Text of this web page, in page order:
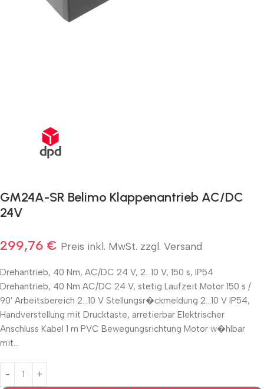
GM24A-SR Belimo Klappenantrieb AC/DC
24V
299,76 € Preis inkl. MwSt. zzgl. Versand
Drehantrieb, 40 Nm, AC/DC 24 V, 2…10 V, 150 s, IP54
Drehantrieb, 40 Nm AC/DC 24 V, stetig Laufzeit Motor 150 s /
90′ Arbeitsbereich 2…10 V Stellungsr�ckmeldung 2…10 V IP54,
Handverstellung mit Drucktaste, arretierbar Elektrischer
Anschluss Kabel 1 m PVC Bewegungsrichtung Motor w�hlbar
mit…